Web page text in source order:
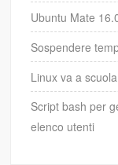
Ubuntu Mate
Sospendere
Linux va a
Script bash per
elenco utenti